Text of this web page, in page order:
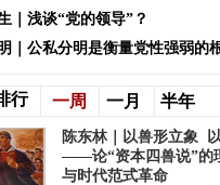
｜浅谈“党的领导”？
｜公私分明是衡量党性强弱的
行 一周 一月 半年
陈东林｜以兽形立象
——论“资本四兽说”的
与时代范式革命